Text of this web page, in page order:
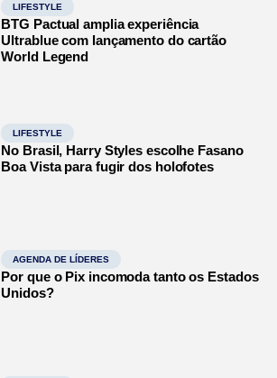
LIFESTYLE
BTG Pactual amplia experiência
Ultrablue com lançamento do cartão
World Legend
LIFESTYLE
No Brasil, Harry Styles escolhe Fasano
Boa Vista para fugir dos holofotes
AGENDA DE LÍDERES
Por que o Pix incomoda tanto os Estados
Unidos?